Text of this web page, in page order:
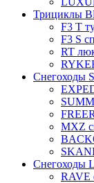
Трициклы
F3 T
F3 S
RT
Снегоходы
MXZ
Снегоходы
RAVE